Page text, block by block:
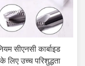
सीएनसी कार्बाइड
लिए उच्च परिशुद्धता